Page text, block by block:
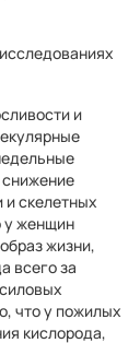
и
и скелетных
у женщин
жизни,
всего за
что у пожилых
кислорода,